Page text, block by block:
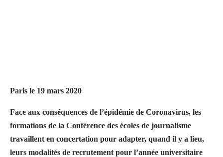
Paris le 19 mars 2020
Face aux conséquences de l’épidémie de Coronavirus, les
formations de la Conférence des écoles de journalisme
travaillent en concertation pour adapter, quand il y a lieu,
leurs modalités de recrutement pour l’année universitaire